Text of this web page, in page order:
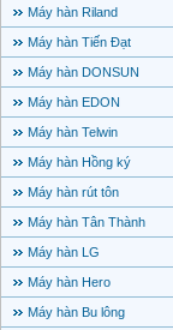
Máy hàn Riland
Máy hàn Tiến Đạt
Máy hàn DONSUN
Máy hàn EDON
Máy hàn Telwin
Máy hàn Hồng ký
Máy hàn rút tôn
Máy hàn Tân Thành
Máy hàn LG
Máy hàn Hero
Máy hàn Bu lông